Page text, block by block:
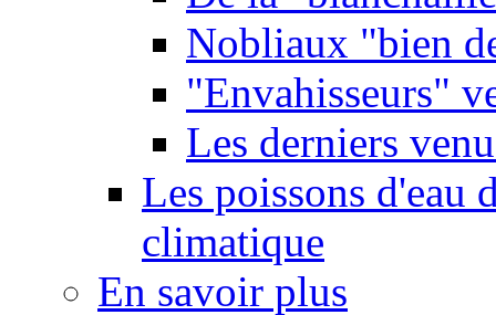
Nobliaux "bien
"Envahisseurs"
Les derniers
Les poissons d'eau
climatique
En savoir plus